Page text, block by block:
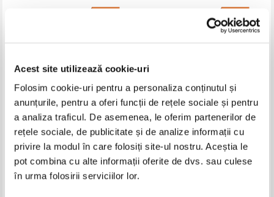
Acest site utilizează cookie-uri
Folosim cookie-uri pentru a personaliza conținutul și
anunțurile, pentru a oferi funcții de rețele sociale și pentru
a analiza traficul. De asemenea, le oferim partenerilor de
rețele sociale, de publicitate și de analize informații cu
privire la modul în care folosiți site-ul nostru. Aceștia le
pot combina cu alte informații oferite de dvs. sau culese
în urma folosirii serviciilor lor.
Ion Miclea - Avram Iancu
Pret:24,00Lei 15,60 Lei
Adaugă în coș
Dana Ciolca - Romania. Our
Pret:27,00Lei 17,55 Lei